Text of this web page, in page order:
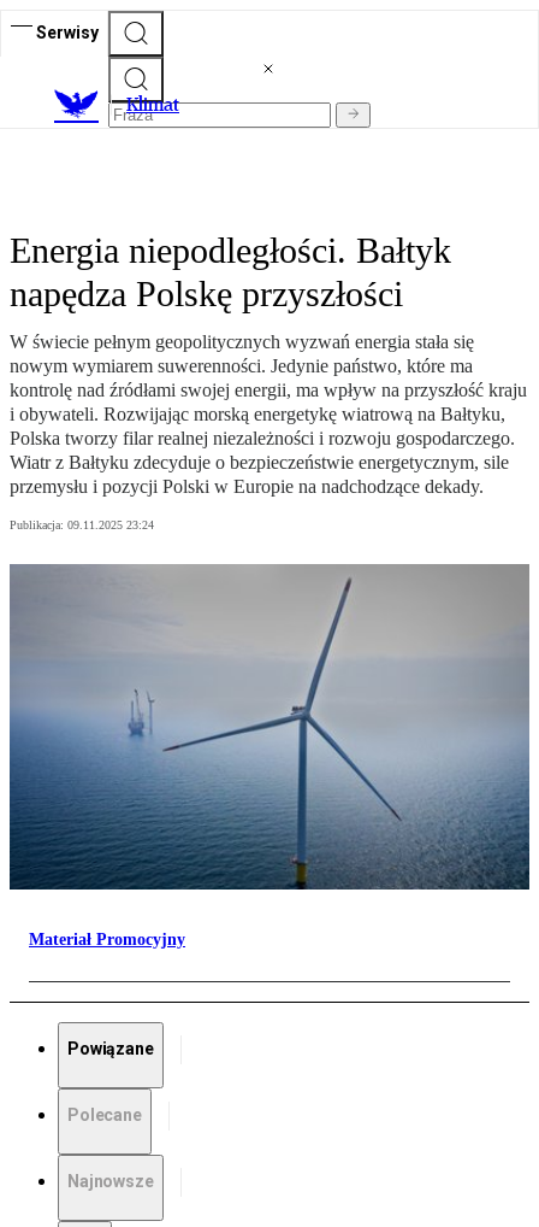
Serwisy
Klimat
Energia niepodległości. Bałtyk
napędza Polskę przyszłości
W świecie pełnym geopolitycznych wyzwań energia stała się
nowym wymiarem suwerenności. Jedynie państwo, które ma
kontrolę nad źródłami swojej energii, ma wpływ na przyszłość kraju
i obywateli. Rozwijając morską energetykę wiatrową na Bałtyku,
Polska tworzy filar realnej niezależności i rozwoju gospodarczego.
Wiatr z Bałtyku zdecyduje o bezpieczeństwie energetycznym, sile
przemysłu i pozycji Polski w Europie na nadchodzące dekady.
Publikacja: 09.11.2025 23:24
Materiał Promocyjny
Powiązane
Polecane
Najnowsze